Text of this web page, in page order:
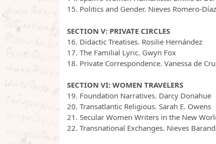
15. Politics and Gender. Nieves Romero-Díaz
SECTION V: PRIVATE CIRCLES
16. Didactic Treatises. Rosilie Hernández
17. The Familial Lyric. Gwyn Fox
18. Private Correspondence. Vanessa de
SECTION VI: WOMEN TRAVELERS
19. Foundation Narratives. Darcy Donahue
20. Transatlantic Religious. Sarah E. Owens
21. Secular Women Writers in the New
22. Transnational Exchanges. Nieves